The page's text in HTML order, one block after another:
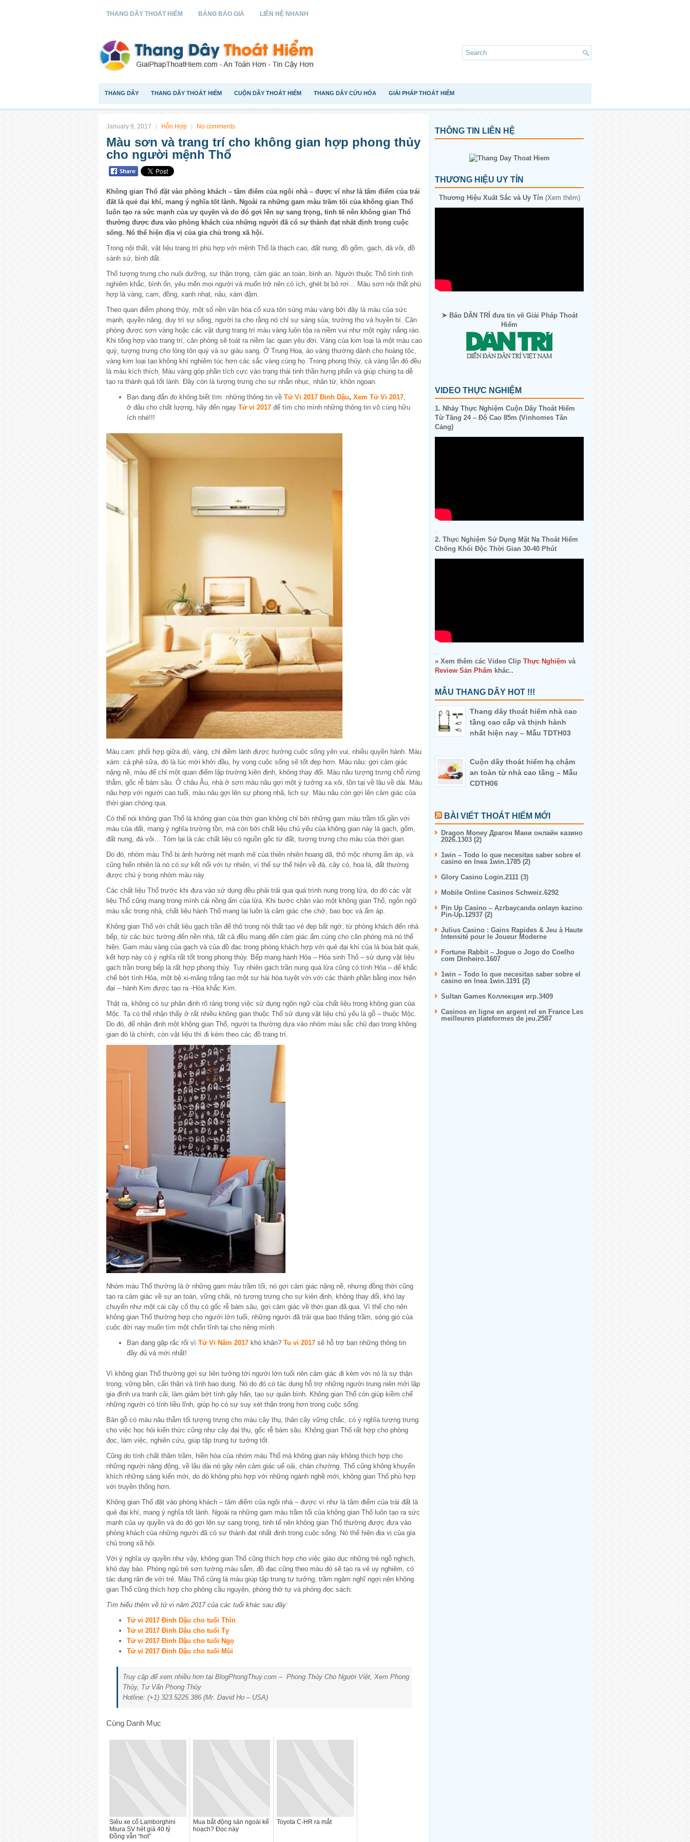
THANG DÂY THOÁT HIỂM BẢNG BÁO GIÁ LIÊN HỆ NHANH
THANG DÂY THANG DÂY THOÁT HIỂM CUỘN DÂY THOÁT HIỂM THANG DÂY CỨU HỎA GIẢI PHÁP THOÁT HIỂM
January 9, 2017 Hỗn Hợp No comments
Màu sơn và trang trí cho không gian hợp phong thủy
cho người mệnh Thổ
Không gian Thổ đặt vào phòng khách – tâm điểm của ngôi nhà – được ví như là tâm điểm của trái
đất là quẻ đại khí, mang ý nghĩa tốt lành. Ngoài ra những gam màu trầm tối của không gian Thổ
luôn tạo ra sức mạnh của uy quyền và do đó gợi lên sự sang trọng, tinh tế nên không gian Thổ
thường được đưa vào phòng khách của những người đã có sự thành đạt nhất định trong cuộc
sống. Nó thể hiện địa vị của gia chủ trong xã hội.
Trong nội thất, vật liệu trang trí phù hợp với mệnh Thổ là thạch cao, đất nung, đồ gốm, gạch, đá vôi, đồ
sành sứ, bình đất.
Thổ tượng trưng cho nuôi dưỡng, sự thận trọng, cảm giác an toàn, bình an. Người thuộc Thổ tính tình
nghiêm khắc, bình ổn, yêu mến mọi người và muốn trở nên có ích, ghét bị bỏ rơi… Màu sơn nội thất phù
hợp là vàng, cam, đồng, xanh nhạt, nâu, xám đậm.
Theo quan điểm phong thủy, một số nền văn hóa cổ xưa tôn sùng màu vàng bởi đây là màu của sức
mạnh, quyền năng, duy trì sự sống, người ta cho rằng nó chỉ sự sáng sủa, trường thọ và huyền bí. Căn
phòng được sơn vàng hoặc các vật dụng trang trí màu vàng luôn tỏa ra niềm vui như một ngày nắng ráo.
Khi tổng hợp vào trang trí, căn phòng sẽ toát ra niềm lạc quan yêu đời. Vàng của kim loại là một màu cao
quý, tượng trưng cho lòng tôn quý và sự giàu sang. Ở Trung Hoa, áo vàng thường dành cho hoàng tộc,
vàng kim loại tạo không khí nghiêm túc hơn các sắc vàng cùng họ. Trong phong thủy, cả vàng lẫn đỏ đều
là màu kích thích. Màu vàng góp phần tích cực vào trạng thái tinh thần hưng phấn và giúp chúng ta dễ
tạo ra thành quả tốt lành. Đây còn là tượng trưng cho sự nhẫn nhục, nhân từ, khôn ngoan.
Bạn đang đắn đo không biết tìm những thông tin về Tử Vi 2017 Đinh Dậu, Xem Tử Vi 2017,
ở đâu cho chất lượng, hãy đến ngay Tử vi 2017 để tìm cho mình những thông tin vô cùng hữu
ích nhé!!!
Màu cam: phối hợp giữa đỏ, vàng, chỉ điềm lành được hưởng cuộc sống yên vui, nhiều quyền hành. Màu
xám: cà phê sữa, đó là lúc mới khởi đầu, hy vọng cuộc sống sẽ tốt đẹp hơn. Màu nâu: gợi cảm giác
nặng nề, màu để chỉ một quan điểm lập trường kiên định, không thay đổi. Màu nâu tượng trưng chỗ rừng
thẳm, gốc rễ bám sâu. Ở châu Âu, nhà ở sơn màu nâu gợi một ý tưởng xa xôi, tồn tại về lâu về dài. Màu
nâu hợp với người cao tuổi, màu nâu gợi lên sự phong nhã, lịch sự. Màu nâu còn gợi lên cảm giác của
thời gian chóng qua.
Có thể nói không gian Thổ là không gian của thời gian không chỉ bởi những gam màu trầm tối gần với
màu của đất, mang ý nghĩa trường tồn, mà còn bởi chất liệu chủ yếu của không gian này là gạch, gốm,
đất nung, đá vôi… Tóm lại là các chất liệu có nguồn gốc từ đất, tượng trưng cho màu của thời gian.
Do đó, nhóm màu Thổ bị ảnh hưởng nét mạnh mẽ của thiên nhiên hoang dã, thô mộc nhưng ấm áp, và
cũng hiển nhiên là nó có sự kết nối với tự nhiên, vì thế sự thể hiện về đá, cây cỏ, hoa lá, đất thường
được chú ý trong nhóm màu này.
Các chất liệu Thổ trước khi đưa vào sử dụng đều phải trải qua quá trình nung trong lửa, do đó các vật
liệu Thổ cũng mang trong mình cái nồng ấm của lửa. Khi bước chân vào một không gian Thổ, ngôn ngữ
màu sắc trong nhà, chất liệu hành Thổ mang lại luôn là cảm giác che chở, bao bọc và ấm áp.
Không gian Thổ với chất liệu gạch trần để thô trong nội thất tạo vẻ đẹp bất ngờ, từ phòng khách đến nhà
bếp, từ các bức tường đến nền nhà, tất cả đều mang đến cảm giác ấm cúng cho căn phòng mà nó thể
hiện. Gam màu vàng của gạch và của đồ đạc trong phòng khách hợp với quẻ đại khí của lá bùa bát quái,
kết hợp này có ý nghĩa rất tốt trong phong thủy. Bếp mang hành Hỏa – Hỏa sinh Thổ – sử dụng vật liệu
gạch trần trong bếp là rất hợp phong thủy. Tuy nhiên gạch trần nung quá lửa cũng có tính Hỏa – để khắc
chế bớt tính Hỏa, một bệ xi-măng trắng tạo một sự hài hòa tuyệt vời với các thành phần bằng inox hiện
đại – hành Kim được tạo ra -Hỏa khắc Kim.
Thật ra, không có sự phân định rõ ràng trong việc sử dụng ngôn ngữ của chất liệu trong không gian của
Mộc. Ta có thể nhận thấy ở rất nhiều không gian thuộc Thổ sử dụng vật liệu chủ yếu là gỗ – thuộc Mộc.
Do đó, để nhận định một không gian Thổ, người ta thường dựa vào nhóm màu sắc chủ đạo trong không
gian đó là chính, còn vật liệu thì đi kèm theo các đồ trang trí.
Nhóm màu Thổ thường là ở những gam màu trầm tối, nó gợi cảm giác nặng nề, nhưng đồng thời cũng
tạo ra cảm giác về sự an toàn, vững chãi, nó tượng trưng cho sự kiên định, không thay đổi, khó lay
chuyển như một cái cây cổ thụ có gốc rễ bám sâu, gợi cảm giác về thời gian đã qua. Vì thế cho nên
không gian Thổ thường hợp cho người lớn tuổi, những người đã trải qua bao thăng trầm, sóng gió của
cuộc đời nay muốn tìm một chốn tĩnh tại cho riêng mình.
Bạn đang gặp rắc rối vì Tử Vi Năm 2017 khó khăn? Tu vi 2017 sẽ hỗ trợ bạn những thông tin
đầy đủ và mới nhất!
Vì không gian Thổ thường gợi sự liên tưởng tới người lớn tuổi nên cảm giác đi kèm với nó là sự thận
trọng, vững bền, cẩn thận và tình bao dung. Nó do đó có tác dụng hỗ trợ những người trung niên mới lập
gia đình ưa tranh cãi, làm giảm bớt tính gây hấn, tạo sự quân bình. Không gian Thổ còn giúp kiềm chế
những người có tính liều lĩnh, giúp họ có sự suy xét thận trọng hơn trong cuộc sống.
Bàn gỗ có màu nâu thẫm tối tượng trưng cho màu cây thụ, thân cây vững chắc, có ý nghĩa tượng trưng
cho việc học hỏi kiến thức cũng như cây đại thụ, gốc rễ bám sâu. Không gian Thổ rất hợp cho phòng
đọc, làm việc, nghiên cứu, giúp tập trung tư tưởng tốt.
Cũng do tính chất thâm trầm, hiền hòa của nhóm màu Thổ mà không gian này không thích hợp cho
những người năng động, về lâu dài nó gây nên cảm giác uể oải, chán chường. Thổ cũng không khuyến
khích những sáng kiến mới, do đó không phù hợp với những ngành nghề mới, không gian Thổ phù hợp
với truyền thống hơn.
Không gian Thổ đặt vào phòng khách – tâm điểm của ngôi nhà – được ví như là tâm điểm của trái đất là
quẻ đại khí, mang ý nghĩa tốt lành. Ngoài ra những gam màu trầm tối của không gian Thổ luôn tạo ra sức
mạnh của uy quyền và do đó gợi lên sự sang trọng, tinh tế nên không gian Thổ thường được đưa vào
phòng khách của những người đã có sự thành đạt nhất định trong cuộc sống. Nó thể hiện địa vị của gia
chủ trong xã hội.
Với ý nghĩa uy quyền như vậy, không gian Thổ cũng thích hợp cho việc giáo dục những trẻ ngỗ nghịch,
khó dạy bảo. Phòng ngủ trẻ sơn tường màu sẫm, đồ đạc cũng theo màu đó sẽ tạo ra vẻ uy nghiêm, có
tác dụng răn đe với trẻ. Màu Thổ cũng là màu giúp tập trung tư tưởng, trầm ngâm nghĩ ngợi nên không
gian Thổ cũng thích hợp cho phòng cầu nguyện, phòng thờ tự và phòng đọc sách.
Tìm hiểu thêm về tử vi năm 2017 của các tuổi khác sau đây:
Tử vi 2017 Đinh Dậu cho tuổi Thìn
Tử vi 2017 Đinh Dậu cho tuổi Tỵ
Tử vi 2017 Đinh Dậu cho tuổi Ngọ
Tử vi 2017 Đinh Dậu cho tuổi Mùi
Truy cập để xem nhiều hơn tại BlogPhongThuy.com – Phong Thủy Cho Người Việt, Xem Phong
Thủy, Tư Vấn Phong Thủy
Hotline: (+1) 323.5225.386 (Mr. David Ho – USA)
Cùng Danh Mục
Siêu xe cổ Lamborghini
Miura SV hét giá 40 tỷ
Đồng vẫn “hot”
Mua bất động sản ngoài kế
hoạch? Đọc này
Toyota C-HR ra mắt
THÔNG TIN LIÊN HỆ
THƯƠNG HIỆU UY TÍN
Thương Hiệu Xuất Sắc và Uy Tín (Xem thêm)
➤ Báo DÂN TRÍ đưa tin về Giải Pháp Thoát
Hiểm
VIDEO THỰC NGHIỆM
1. Nhảy Thực Nghiệm Cuộn Dây Thoát Hiểm
Từ Tầng 24 – Độ Cao 85m (Vinhomes Tân
Cảng)
.
2. Thực Nghiệm Sử Dụng Mặt Nạ Thoát Hiểm
Chống Khói Độc Thời Gian 30-40 Phút
.
» Xem thêm các Video Clip Thực Nghiệm và
Review Sản Phẩm khác..
MẪU THANG DÂY HOT !!!
Thang dây thoát hiểm nhà cao
tầng cao cấp và thịnh hành
nhất hiện nay – Mẫu TDTH03
Cuộn dây thoát hiểm hạ chậm
an toàn từ nhà cao tầng – Mẫu
CDTH06
BÀI VIẾT THOÁT HIỂM MỚI
Dragon Money Драгон Мани онлайн казино
2026.1303 (2)
1win – Todo lo que necesitas saber sobre el
casino en lnea 1win.1785 (2)
Glory Casino Login.2111 (3)
Mobile Online Casinos Schweiz.6292
Pin Up Casino – Azrbaycanda onlayn kazino
Pin-Up.12937 (2)
Julius Casino : Gains Rapides & Jeu à Haute
Intensité pour le Joueur Moderne
Fortune Rabbit – Jogue o Jogo do Coelho
com Dinheiro.1607
1win – Todo lo que necesitas saber sobre el
casino en lnea 1win.1191 (2)
Sultan Games Коллекция игр.3409
Casinos en ligne en argent rel en France Les
meilleures plateformes de jeu.2587